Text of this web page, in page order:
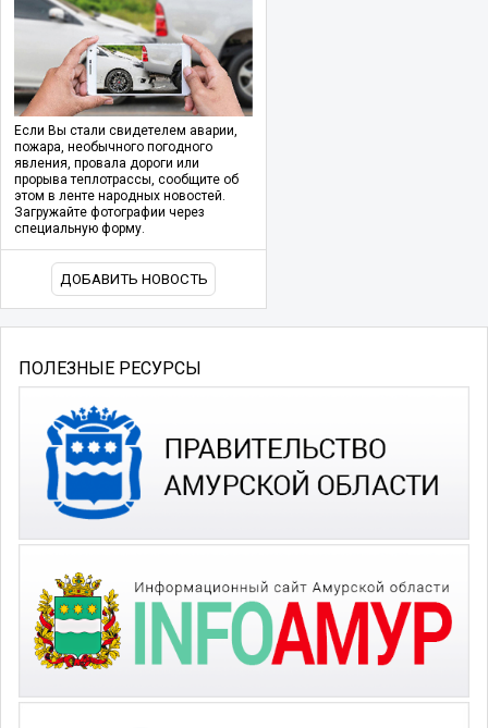
Если Вы стали свидетелем аварии,
пожара, необычного погодного
явления, провала дороги или
прорыва теплотрассы, сообщите об
этом в ленте народных новостей.
Загружайте фотографии через
специальную форму.
ДОБАВИТЬ НОВОСТЬ
ПОЛЕЗНЫЕ РЕСУРСЫ